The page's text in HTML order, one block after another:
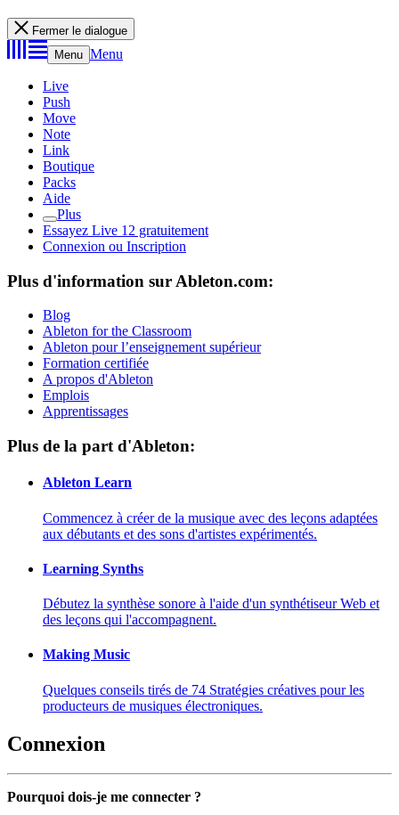
Fermer le dialogue
Menu Menu
Live
Push
Move
Note
Link
Boutique
Packs
Aide
Plus
Essayez Live 12 gratuitement
Connexion ou Inscription
Plus d'information sur Ableton.com:
Blog
Ableton for the Classroom
Ableton pour l’enseignement supérieur
Formation certifiée
A propos d'Ableton
Emplois
Apprentissages
Plus de la part d'Ableton:
Ableton Learn
Commencez à créer de la musique avec des leçons adaptées
aux débutants et des sons d'artistes expérimentés.
Learning Synths
Débutez la synthèse sonore à l'aide d'un synthétiseur Web et
des leçons qui l'accompagnent.
Making Music
Quelques conseils tirés de 74 Stratégies créatives pour les
producteurs de musiques électroniques.
Connexion
Pourquoi dois-je me connecter ?